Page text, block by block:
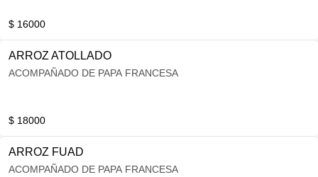
$ 16000
ARROZ ATOLLADO
ACOMPAÑADO DE PAPA FRANCESA
$ 18000
ARROZ FUAD
ACOMPAÑADO DE PAPA FRANCESA